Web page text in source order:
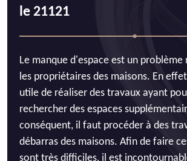
le 21121
Le manque d'espace est un
les propriétaires des maisons. En
utile de réaliser des travaux ayant
rechercher des espaces
conséquent, il faut procéder à des
débarras des maisons. Afin de faire
sont très difficiles, il est